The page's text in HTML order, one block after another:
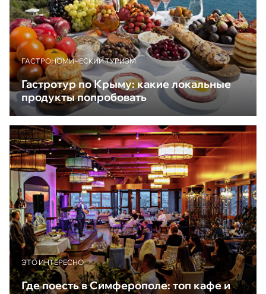
ГАСТРОНОМИЧЕСКИЙ ТУРИЗМ
Гастротур по Крыму: какие локальные
продукты попробовать
ЭТО ИНТЕРЕСНО
Где поесть в Симферополе: топ кафе и